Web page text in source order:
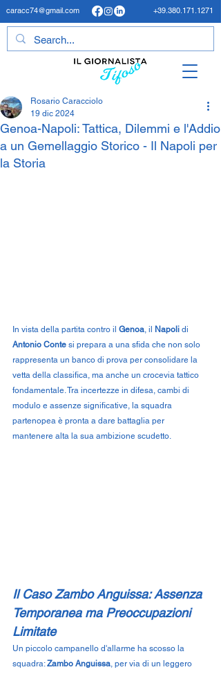
caracc74@gmail.com +39.380.171.1271
Genoa-Napoli: Tattica, Dilemmi e l'Addio
a un Gemellaggio Storico - Il Napoli per
la Storia
Rosario Caracciolo
19 dic 2024
In vista della partita contro il Genoa, il Napoli di
Antonio Conte si prepara a una sfida che non solo
rappresenta un banco di prova per consolidare la
vetta della classifica, ma anche un crocevia tattico
fondamentale. Tra incertezze in difesa, cambi di
modulo e assenze significative, la squadra
partenopea è pronta a dare battaglia per
mantenere alta la sua ambizione scudetto.
Il Caso Zambo Anguissa: Assenza
Temporanea ma Preoccupazioni
Limitate
Un piccolo campanello d'allarme ha scosso la
squadra: Zambo Anguissa, per via di un leggero